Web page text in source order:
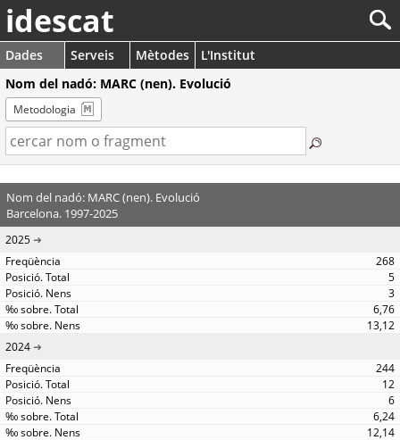
idescat
Dades Serveis Mètodes
L'Institut
Nom del nadó: MARC (nen). Evolució
Metodologia
Nom del nadó: MARC (nen). Evolució
Barcelona. 1997-2025
2025
268
5
3
6,76
13,12
2024
244
12
6
6,24
12,14